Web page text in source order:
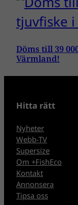
Döms till 39
Värmland!
Hitta rätt
Nyheter
Webb-TV
Supersize
Om +FishEco
Kontakt
Annonsera
Tipsa oss